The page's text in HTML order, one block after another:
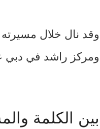
ومركز راشد في دبي عام 2014، والسفارة الإماراتية في
بين الكلمة